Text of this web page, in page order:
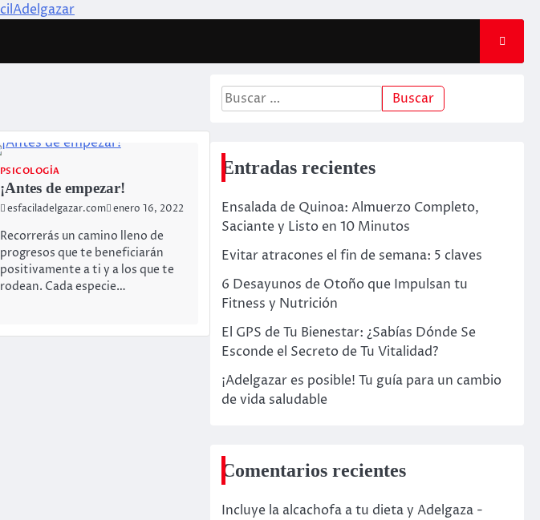
PSICOLOGÍA
¡Antes de empezar!
esfaciladelgazar.com enero 16, 2022
Recorrerás un camino lleno de
progresos que te beneficiarán
positivamente a ti y a los que te
rodean. Cada especie…
Entradas recientes
Ensalada de Quinoa: Almuerzo Completo,
Saciante y Listo en 10 Minutos
Evitar atracones el fin de semana: 5 claves
6 Desayunos de Otoño que Impulsan tu
Fitness y Nutrición
El GPS de Tu Bienestar: ¿Sabías Dónde Se
Esconde el Secreto de Tu Vitalidad?
¡Adelgazar es posible! Tu guía para un cambio
de vida saludable
Comentarios recientes
Incluye la alcachofa a tu dieta y Adelgaza -